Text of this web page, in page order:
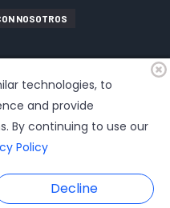
NOSOTROS
technologies, to
and provide
By continuing to use our
Policy
Decline